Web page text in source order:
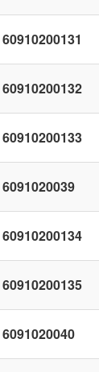
60910200131
60910200132
60910200133
6091020039
60910200134
60910200135
6091020040